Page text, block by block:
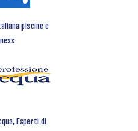
piscine e
Esperti di